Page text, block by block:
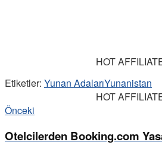
HOT
Etiketler: Yunan AdalarıYunanistan
HOT
Önceki
Otelcilerden Booking.com